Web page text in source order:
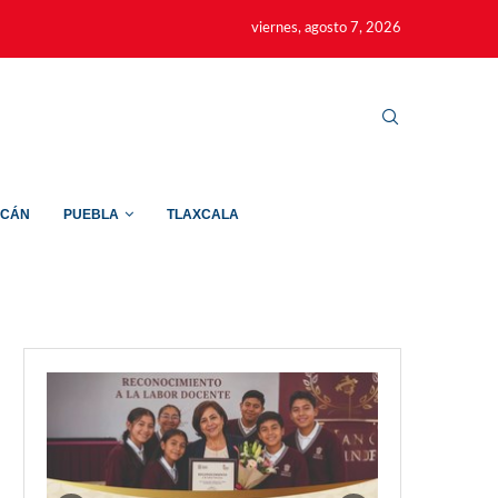
viernes, agosto 7, 2026
PUEBLA TLAXCALA